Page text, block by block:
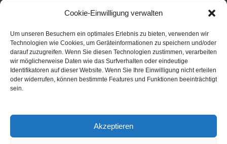
Cookie-Einwilligung verwalten
Um unseren Besuchern ein optimales Erlebnis zu bieten, verwenden wir
Technologien wie Cookies, um Geräteinformationen zu speichern und/oder
darauf zuzugreifen. Wenn Sie diesen Technologien zustimmen, verarbeiten
wir möglicherweise Daten wie das Surfverhalten oder eindeutige
Identifikatoren auf dieser Website. Wenn Sie Ihre Einwilligung nicht erteilen
oder widerrufen, können bestimmte Features und Funktionen beeinträchtigt
sein.
Akzeptieren
Bequem und schnell online bestellen. Durch Ihre Anmeldung
bei Autoteile Post AG Online sind Sie in der Lage schneller zu
bestellen, kennen jederzeit den Status Ihrer Bestellungen
und haben immer eine aktuelle Übersicht über Ihre